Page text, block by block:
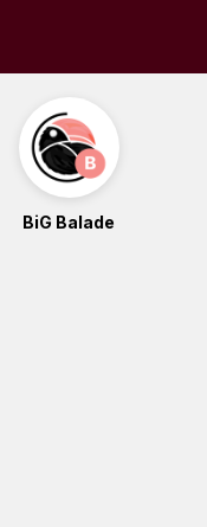
BiG Balade